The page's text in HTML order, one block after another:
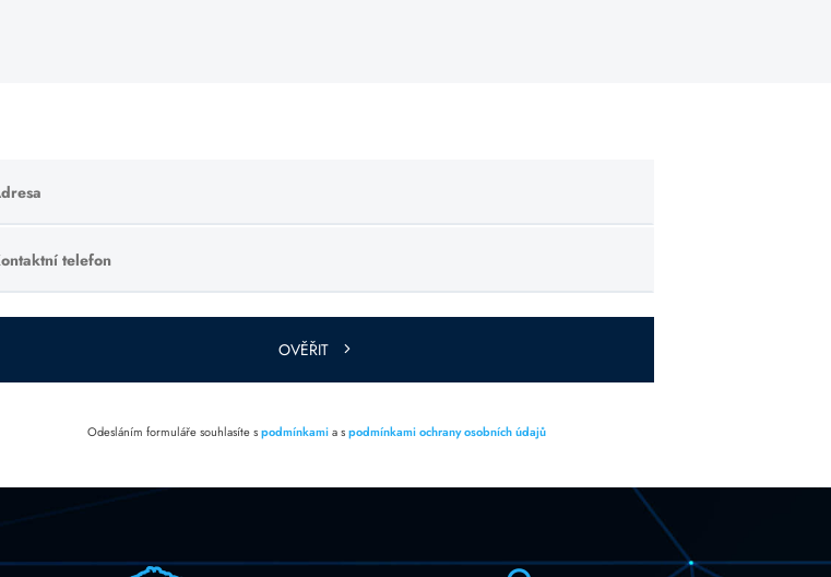
pole
telefon
pole
OVĚŘIT
Odesláním formuláře souhlasíte spodmínkamia spodmínkami ochrany osobních údajů